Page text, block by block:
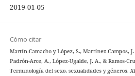
2019-01-05
Cómo citar
Martín-Camacho y López, S., Martínez-Campos, J.
Padrón-Arce, A., López-Ugalde, J. A., & Ramos-
Terminología del sexo, sexualidades y géneros.